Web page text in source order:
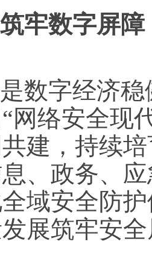
牢数字屏
数字经济
网络安全现
建，持续
、政务、
域安全防
展筑牢安